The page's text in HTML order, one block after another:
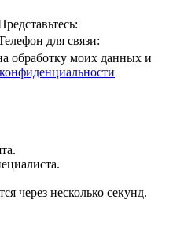
для связи:
обработку моих данных и
через несколько секунд.